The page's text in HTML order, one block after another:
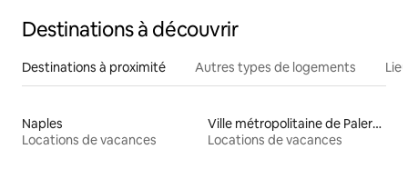
Destinations à découvrir
Destinations à proximité Autres types de logements
Naples
Locations de vacances
Ville métropolitaine de Palerme
Locations de vacances